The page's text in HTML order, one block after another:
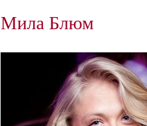
Мила Блюм